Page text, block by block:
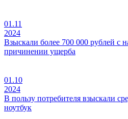
01.11
2024
Взыскали более 700 000 рублей с
причинении ущерба
01.10
2024
В пользу потребителя взыскали
ноутбук